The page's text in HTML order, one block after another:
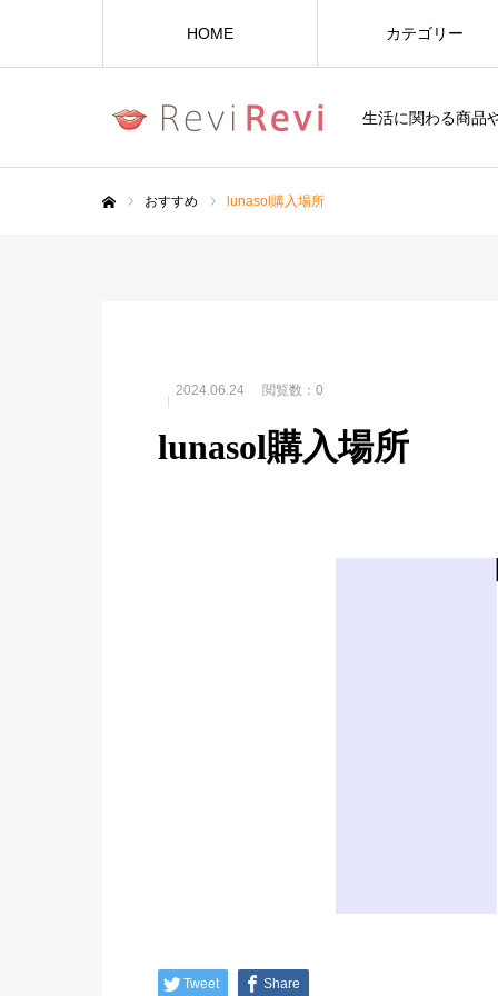
生活に関わる商品
HOME カテゴリー
おすすめ lunasol購入場所
2024.06.24 閲覧数：0
lunasol購入場所
Tweet Share